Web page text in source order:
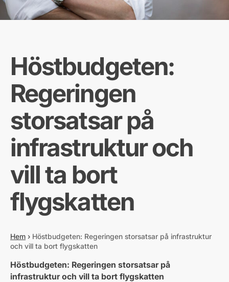
Höstbudgeten:
Regeringen
storsatsar på
infrastruktur och
vill ta bort
flygskatten
Hem › Höstbudgeten: Regeringen storsatsar på infrastruktur
och vill ta bort flygskatten
Höstbudgeten: Regeringen storsatsar på
infrastruktur och vill ta bort flygskatten